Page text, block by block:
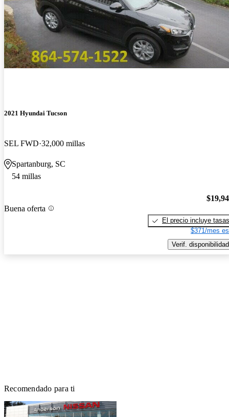
2021 Hyundai Tucson
SEL FWD 32,000 millas
Spartanburg, SC
54 millas
Buena oferta
El precio incluye tasas
$371/mes
Verif. disponibilidad
Recomendado para ti